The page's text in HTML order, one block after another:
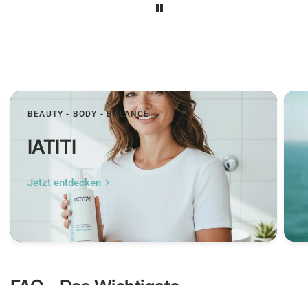
BEAUTY - BODY - BALANCE
IATITI
Jetzt entdecken